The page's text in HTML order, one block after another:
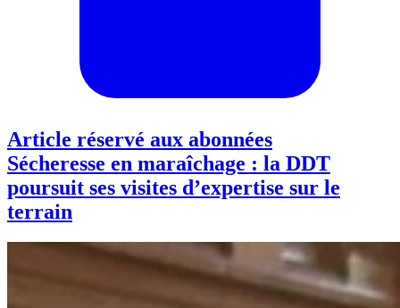
Article réservé aux abonnées
Sécheresse en maraîchage : la DDT
poursuit ses visites d’expertise sur le
terrain